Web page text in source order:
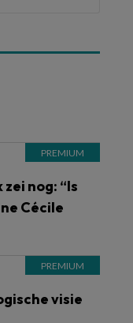
nog: “Is
Cécile
visie